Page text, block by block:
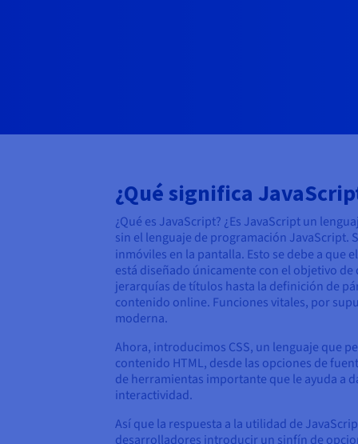
¿Qué significa
¿Qué es JavaScript? ¿Es JavaScript un
sin el lenguaje de programación JavaScript.
inmóviles en la pantalla. Esto se debe a que
está diseñado únicamente con el objetivo
jerarquías de títulos hasta la definición de
contenido online. Funciones vitales, por
moderna.
Ahora, introducimos CSS, un lenguaje que
contenido HTML, desde las opciones de
de herramientas importante que le ayuda a
interactividad.
Así que la respuesta a la utilidad de
desarrolladores introducir un sinfín de